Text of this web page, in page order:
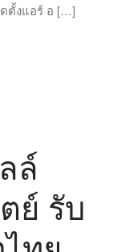
ตั้งแอร์ อ […]
ล์
ย์ รับ